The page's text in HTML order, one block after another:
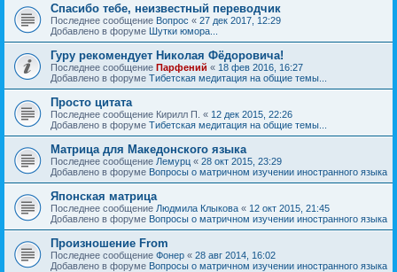
Спасибо тебе, неизвестный переводчик
Последнее сообщение Вопрос « 27 дек 2017, 12:29
Добавлено в форуме Шутки юмора...
Гуру рекомендует Николая Фёдоровича!
Последнее сообщение Парфений « 18 фев 2016, 16:27
Добавлено в форуме Тибетская медитация на общие темы...
Просто цитата
Последнее сообщение Кирилл П. « 12 дек 2015, 22:26
Добавлено в форуме Тибетская медитация на общие темы...
Матрица для Македонского языка
Последнее сообщение Лемурц « 28 окт 2015, 23:29
Добавлено в форуме Вопросы о матричном изучении иностранного языка
Японская матрица
Последнее сообщение Людмила Клыкова « 12 окт 2015, 21:45
Добавлено в форуме Вопросы о матричном изучении иностранного языка
Произношение From
Последнее сообщение Фонер « 28 авг 2014, 16:02
Добавлено в форуме Вопросы о матричном изучении иностранного языка